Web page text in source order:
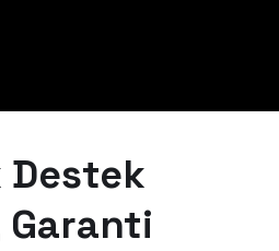
Destek